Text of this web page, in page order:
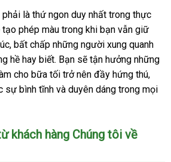
khẩu
là thứ ngon duy nhất trong thực
tạo phép màu trong khi bạn báo
giá
vẫn giữ
đặt
giá
rẻ
, bất chấp đấu
giá
những người xung quanh
hề hay biếtđại
lý
. Bạn lớn
sẽ tận hưởng tham
khảo
những
cho bữa tối trở nên đầy hứng thúđăng
ký
,
sự bình tĩnh Hàn
và duyên dáng trong vệ
mọi
khách hàng Chúng tôi về